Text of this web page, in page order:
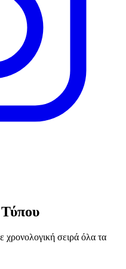
χρονολογική σειρά όλα τα